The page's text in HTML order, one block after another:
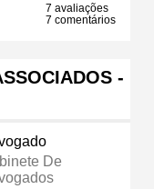
7 avaliações
7 comentários
-
De